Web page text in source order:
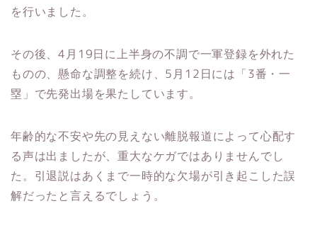
を行いました。
その後、4月19日に上半身の不調で一軍登録を外れた
ものの、懸命な調整を続け、5月12日には「3番・一
塁」で先発出場を果たしています。
年齢的な不安や先の見えない離脱報道によって心配す
る声は出ましたが、重大なケガではありませんでし
た。引退説はあくまで一時的な欠場が引き起こした誤
解だったと言えるでしょう。